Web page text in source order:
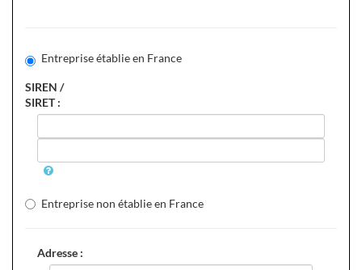
Entreprise établie en France
SIREN /
SIRET :
Entreprise non établie en France
Adresse :